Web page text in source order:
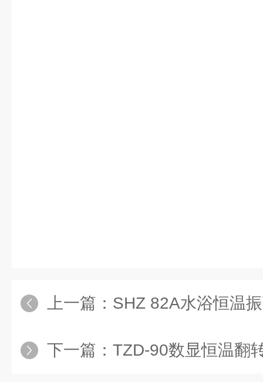
上一篇： SHZ 82A水浴恒温
下一篇： TZD-90数显恒温翻